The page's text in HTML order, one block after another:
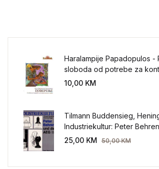
Haralampije Papadopulos -
sloboda od potrebe za
sveta
10,00 KM
Tilmann Buddensieg,
Industriekultur: Peter
AEG 1907-1914.
25,00 KM 50,00KM